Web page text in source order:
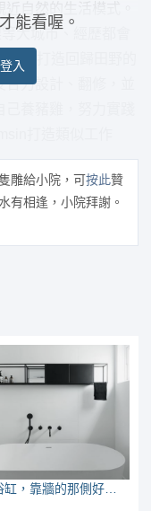
大城市、經歷都會
親手打造回歸田野的
力設計、翻修，並
能看喔。
入
雕給小院，可按此贊
有相逢，小院拜謝。